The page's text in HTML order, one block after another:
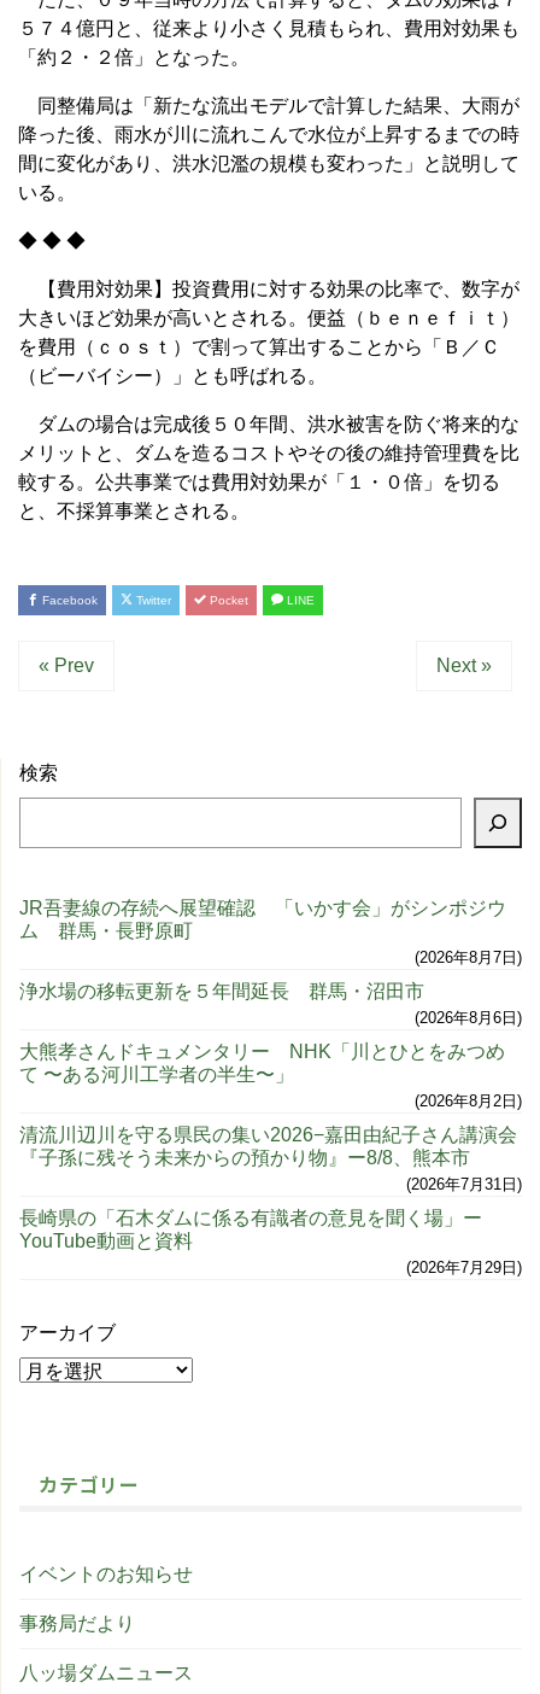
５７４億円と、従来より小さく見積もられ、費用対効果も
「約２・２倍」となった。
同整備局は「新たな流出モデルで計算した結果、大雨が
降った後、雨水が川に流れこんで水位が上昇するまでの時
間に変化があり、洪水氾濫の規模も変わった」と説明して
いる。
◆ ◆ ◆
【費用対効果】投資費用に対する効果の比率で、数字が
大きいほど効果が高いとされる。便益（ｂｅｎｅｆｉｔ）
を費用（ｃｏｓｔ）で割って算出することから「Ｂ／Ｃ
（ビーバイシー）」とも呼ばれる。
ダムの場合は完成後５０年間、洪水被害を防ぐ将来的な
メリットと、ダムを造るコストやその後の維持管理費を比
較する。公共事業では費用対効果が「１・０倍」を切る
と、不採算事業とされる。
Facebook Twitter Pocket LINE
« Prev Next »
検索
JR吾妻線の存続へ展望確認 「いかす会」がシンポジウ
ム 群馬・長野原町
2026年8月7日
浄水場の移転更新を５年間延長 群馬・沼田市
2026年8月6日
大熊孝さんドキュメンタリー NHK「川とひとをみつめ
て 〜ある河川工学者の半生〜」
2026年8月2日
清流川辺川を守る県民の集い2026−嘉田由紀子さん講演会
『子孫に残そう未来からの預かり物』ー8/8、熊本市
2026年7月31日
長崎県の「石木ダムに係る有識者の意見を聞く場」ー
YouTube動画と資料
2026年7月29日
アーカイブ
カテゴリー
イベントのお知らせ
事務局だより
八ッ場ダムニュース